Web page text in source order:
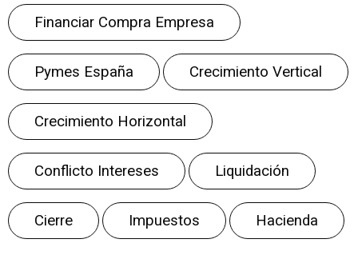
Financiar Compra Empresa
Pymes España Crecimiento Vertical
Crecimiento Horizontal
Conflicto Intereses Liquidación
Cierre Impuestos Hacienda